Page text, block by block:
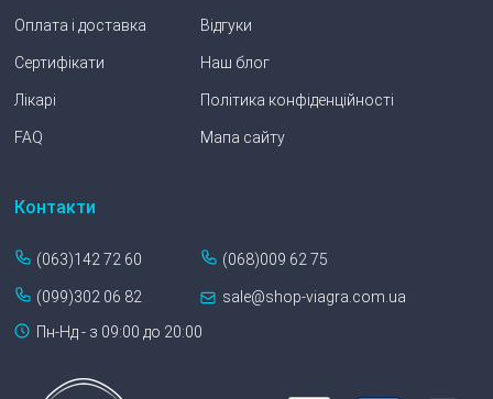
Оплата і доставка
Сертифікати
Лікарі
FAQ
Відгуки
Наш блог
Політика конфіденційності
Мапа сайту
Контакти
(063)142 72 60 (068)009 62 75
(099)302 06 82
sale@shop-viagra.com.ua
Пн-Нд - з 09:00 до 20:00